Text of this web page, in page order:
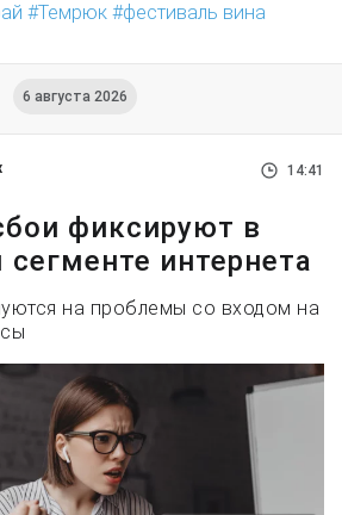
Темрюк фестиваль вина
6 августа 2026
14:41
фиксируют в
интернета
на проблемы со входом на